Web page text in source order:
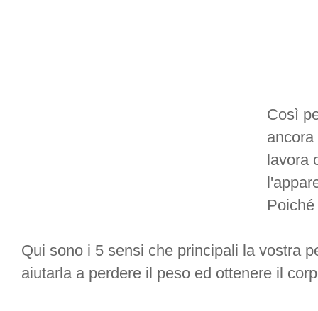
Così
lavora
Qui sono i 5 sensi che principali la vostra
aiutarla a perdere il peso ed ottenere il